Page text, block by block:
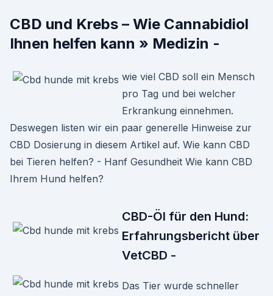
CBD und Krebs – Wie Cannabidiol
Ihnen helfen kann » Medizin -
wie viel CBD soll ein Mensch
pro Tag und bei welcher
Erkrankung einnehmen.
Deswegen listen wir ein paar generelle Hinweise zur
CBD Dosierung in diesem Artikel auf. Wie kann CBD
bei Tieren helfen? - Hanf Gesundheit Wie kann CBD
Ihrem Hund helfen?
CBD-Öl für den Hund:
Erfahrungsbericht über
VetCBD -
Das Tier wurde schneller